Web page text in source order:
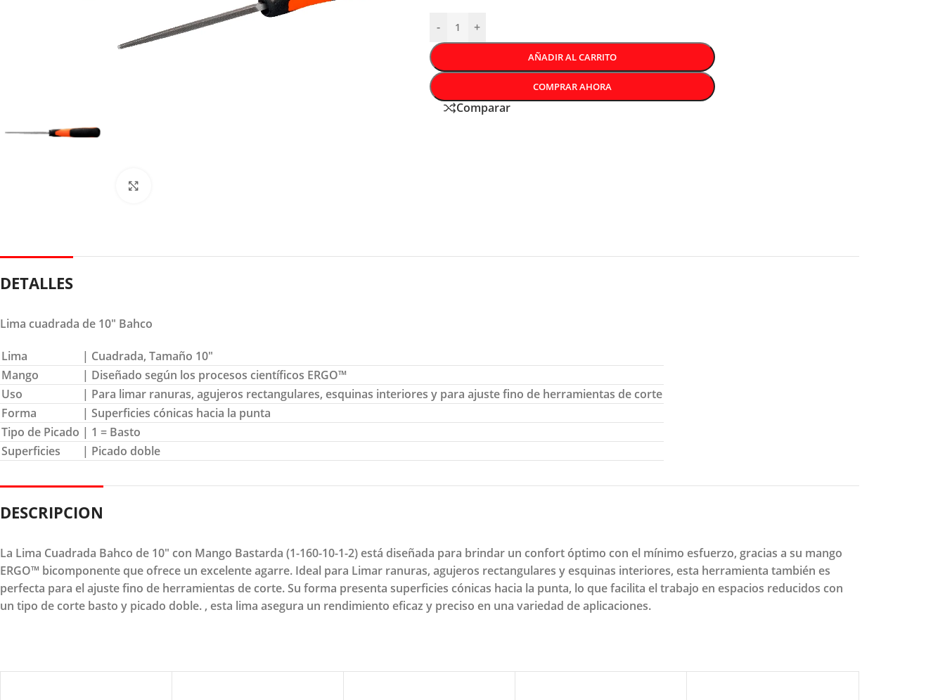
- +
AÑADIR AL CARRITO
COMPRAR AHORA
Comparar
DETALLES
Lima cuadrada de 10″ Bahco
Lima
| Cuadrada, Tamaño 10″
Mango
| Diseñado según los procesos científicos ERGO™
Uso
| Para limar ranuras, agujeros rectangulares, esquinas interiores y para ajuste fino de herramientas de corte
Forma
| Superficies cónicas hacia la punta
Tipo de Picado | 1 = Basto
Superficies
| Picado doble
DESCRIPCION
La Lima Cuadrada Bahco de 10" con Mango Bastarda (1-160-10-1-2) está diseñada para brindar un confort óptimo con el mínimo esfuerzo, gracias a su mango
ERGO™ bicomponente que ofrece un excelente agarre. Ideal para Limar ranuras, agujeros rectangulares y esquinas interiores, esta herramienta también es
perfecta para el ajuste fino de herramientas de corte. Su forma presenta superficies cónicas hacia la punta, lo que facilita el trabajo en espacios reducidos con
un tipo de corte basto y picado doble. , esta lima asegura un rendimiento eficaz y preciso en una variedad de aplicaciones.